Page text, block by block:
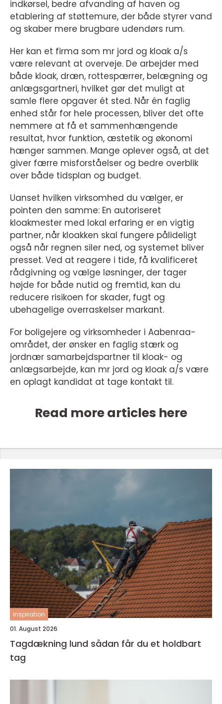
indkørsel, bedre afvanding af haven og
etablering af støttemure, der både styrer vand
og skaber mere brugbare udendørs rum.
Her kan et firma som mr jord og kloak a/s
være relevant at overveje. De arbejder med
både kloak, dræn, rottespærrer, belægning og
anlægsgartneri, hvilket gør det muligt at
samle flere opgaver ét sted. Når én faglig
enhed står for hele processen, bliver det ofte
nemmere at få et sammenhængende
resultat, hvor funktion, æstetik og økonomi
hænger sammen. Mange oplever også, at det
giver færre misforståelser og bedre overblik
over både tidsplan og budget.
Uanset hvilken virksomhed du vælger, er
pointen den samme: En autoriseret
kloakmester med lokal erfaring er en vigtig
partner, når kloakken skal fungere pålideligt
også når regnen siler ned, og systemet bliver
presset. Ved at reagere i tide, få kvalificeret
rådgivning og vælge løsninger, der tager
højde for både nutid og fremtid, kan du
reducere risikoen for skader, fugt og
ubehagelige overraskelser markant.
For boligejere og virksomheder i Aabenraa-
området, der ønsker en faglig stærk og
jordnær samarbejdspartner til kloak- og
anlægsarbejde, kan mr jord og kloak a/s være
en oplagt kandidat at tage kontakt til.
Read more articles here
inspiration
01. August 2026
Tagdækning lund sådan får du et holdbart
tag